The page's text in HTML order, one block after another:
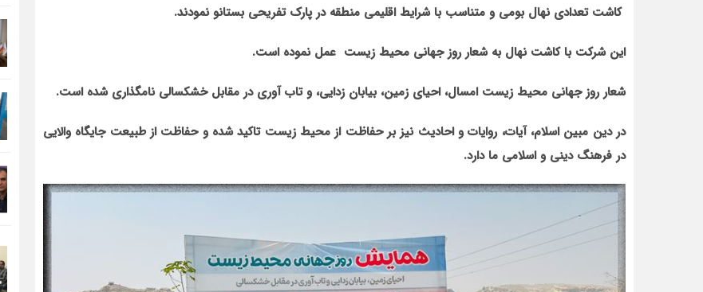
کاشت تعدادی نهال بومی و متناسب با شرایط اقلیمی منطقه در پارک تفریحی بستانو نمودند.
این شرکت با کاشت نهال به شعار روز جهانی محیط زیست عمل نموده است.
شعار روز جهانی محیط زیست امسال، احیای زمین، بیابان زدایی، و تاب آوری در مقابل خشکسالی نامگذاری شده است.
در دین مبین اسلام، آیات، روایات و احادیث نیز بر حفاظت از محیط زیست تاکید شده و حفاظت از طبیعت جایگاه والایی
در فرهنگ دینی و اسلامی ما دارد.